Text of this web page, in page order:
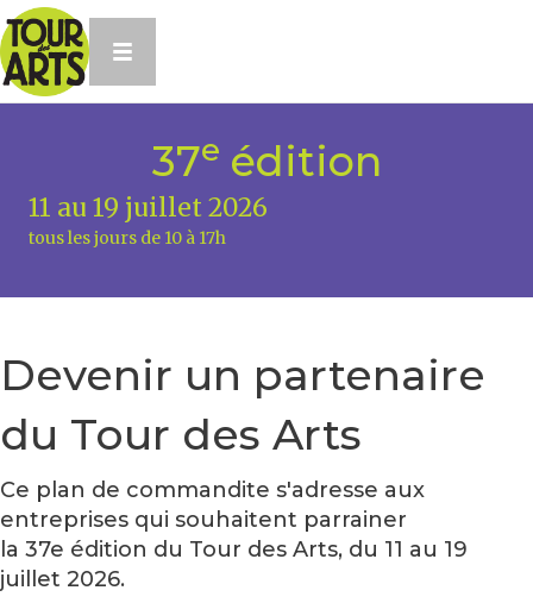
37e édition
11 au 19 juillet 2026
tous les jours de 10 à 17h
Devenir un partenaire
du Tour des Arts
Ce plan de commandite s'adresse aux
entreprises qui souhaitent parrainer
la 37e édition du Tour des Arts, du 11 au 19
juillet 2026.